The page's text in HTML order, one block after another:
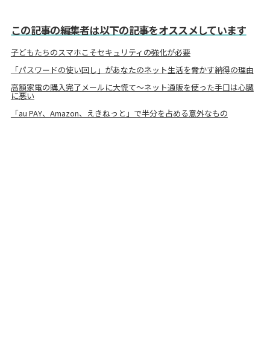
この記事の編集者は以下の記事をオススメしています
子どもたちのスマホこそセキュリティの強化が必要
「パスワードの使い回し」があなたのネット生活を脅かす納得の理由
高額家電の購入完了メールに大慌て～ネット通販を使った手口は心臓
に悪い
「au PAY、Amazon、えきねっと」で半分を占める意外なもの